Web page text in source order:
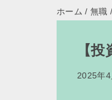
ホーム /無職 /
【
2025年4